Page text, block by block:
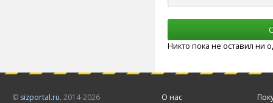
Никто пока не оставил ни
© sizportal.ru, 2014-2026
О нас